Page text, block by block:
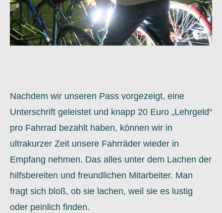
Nachdem wir unseren Pass vorgezeigt, eine
Unterschrift geleistet und knapp 20 Euro „Lehrgeld“
pro Fahrrad bezahlt haben, können wir in
ultrakurzer Zeit unsere Fahrräder wieder in
Empfang nehmen. Das alles unter dem Lachen der
hilfsbereiten und freundlichen Mitarbeiter. Man
fragt sich bloß, ob sie lachen, weil sie es lustig
oder peinlich finden.